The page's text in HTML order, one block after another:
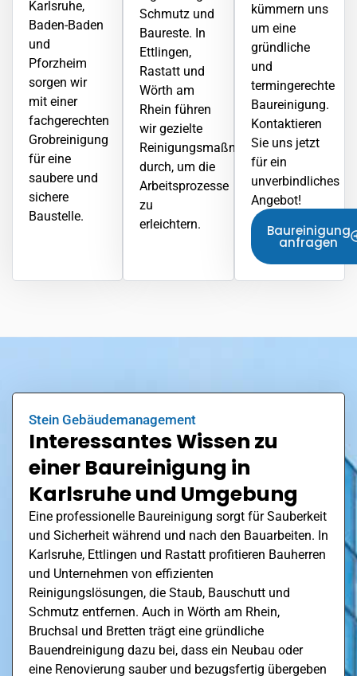
Karlsruhe,
Baden-Baden
und
Pforzheim
sorgen wir
mit einer
fachgerechten
Grobreinigung
für eine
saubere und
sichere
Baustelle.
Schmutz und
Baureste. In
Ettlingen,
Rastatt und
Wörth am
Rhein führen
wir gezielte
Reinigungsmaßnahmen
durch, um die
Arbeitsprozesse
zu
erleichtern.
kümmern uns
um eine
gründliche
und
termingerechte
Baureinigung.
Kontaktieren
Sie uns jetzt
für ein
unverbindliches
Angebot!
Baureinigung
anfragen
Stein Gebäudemanagement
Interessantes Wissen zu
einer Baureinigung in
Karlsruhe und Umgebung
Eine professionelle Baureinigung sorgt für Sauberkeit
und Sicherheit während und nach den Bauarbeiten. In
Karlsruhe, Ettlingen und Rastatt profitieren Bauherren
und Unternehmen von effizienten
Reinigungslösungen, die Staub, Bauschutt und
Schmutz entfernen. Auch in Wörth am Rhein,
Bruchsal und Bretten trägt eine gründliche
Bauendreinigung dazu bei, dass ein Neubau oder
eine Renovierung sauber und bezugsfertig übergeben